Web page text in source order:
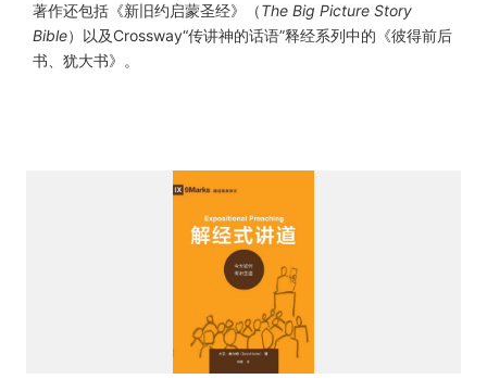
著作还包括《新旧约启蒙圣经》（The Big Picture Story
Bible）以及Crossway“传讲神的话语”释经系列中的《彼得前后
书、犹大书》。